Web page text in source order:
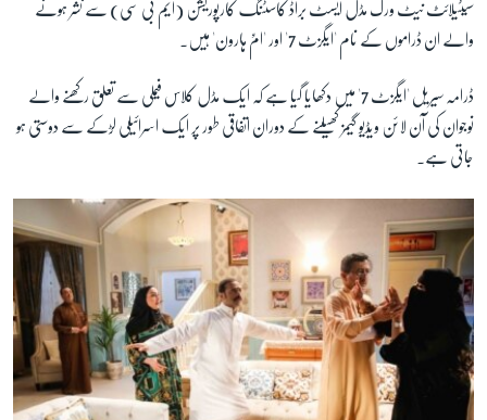
سیٹیلائٹ نیٹ ورک مڈل ایسٹ براڈ کاسٹنگ کارپوریشن (ایم بی سی) سے نشر ہونے
والے ان ڈراموں کے نام 'ایگزٹ 7' اور 'امِّ ہارون' ہیں۔
ڈرامہ سیریل 'ایگزٹ 7' میں دکھایا گیا ہے کہ ایک مڈل کلاس فیملی سے تعلق رکھنے والے
نوجوان کی آن لائن ویڈیو گیمز کھیلنے کے دوران اتفاقی طور پر ایک اسرائیلی لڑکے سے دوستی ہو
جاتی ہے۔